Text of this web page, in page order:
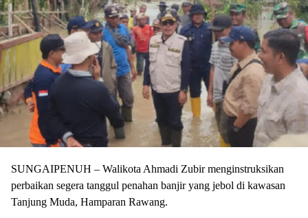
SUNGAIPENUH – Walikota Ahmadi Zubir menginstruksikan
perbaikan segera tanggul penahan banjir yang jebol di kawasan
Tanjung Muda, Hamparan Rawang.